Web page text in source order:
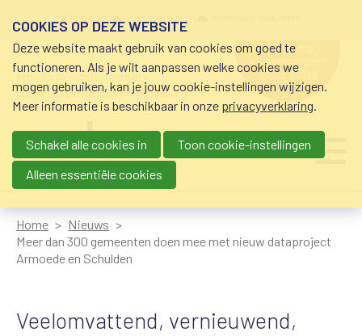
schuldhulp • sociaal krediet •
budgetbeheer • beschermingsbewind
hulp nodig
bij geldzorgen?
0800-8115.nl
Main navigation
Home
Nieuws
Meer dan 300 gemeenten doen mee met nieuw dataproject
Armoede en Schulden
Veelomvattend, vernieuwend,
COOKIES OP DEZE WEBSITE
Deze website maakt gebruik van cookies om goed te
functioneren. Als je wilt aanpassen welke cookies we
mogen gebruiken, kan je jouw cookie-instellingen wijzigen.
Meer informatie is beschikbaar in onze privacyverklaring.
Schakel alle cookies in
Toon cookie-instellingen
Alleen essentiële cookies